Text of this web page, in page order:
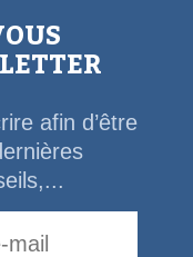
afin d’être